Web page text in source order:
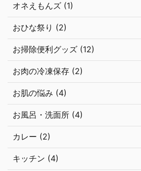
オネえもんズ (1)
おひな祭り (2)
お掃除便利グッズ (12)
お肉の冷凍保存 (2)
お肌の悩み (4)
お風呂・洗面所 (4)
カレー (2)
キッチン (4)